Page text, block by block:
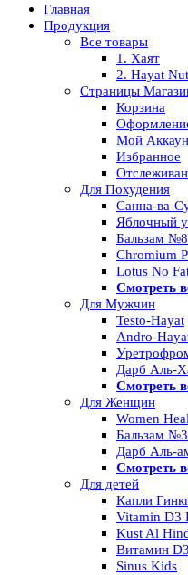
Главная
Продукция
Все товары
1. Хаят
2. Hayat
Страницы
Корзина
Мой
Избранное
Для Похудения
Санна-ва-
Яблочный
Бальзам №8
Chromium
Lotus No
Смотреть
Для Мужчин
Testo-Hayat
Andro-
Дарб Аль-
Смотреть
Для Женщин
Women
Бальзам №3
Дарб Аль-
Смотреть
Для детей
Капли
Vitamin D3
Kust Al
Витамин
Sinus Kids